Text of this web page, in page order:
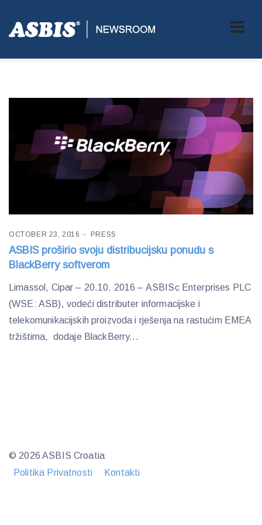
Tag:ASBIS Blackberry
OCTOBER 23, 2016 PRESS
ASBIS proširio svoju distribucijsku ponudu s
BlackBerry softverom
Limassol, Cipar – 20.10. 2016 – ASBISc Enterprises PLC
(WSE: ASB), vodeći distributer informacijske i
telekomunikacijskih proizvoda i rješenja na rastućim EMEA
tržištima, dodaje BlackBerry...
© 2026 ASBIS Croatia
Politika Privatnosti
Kontakti